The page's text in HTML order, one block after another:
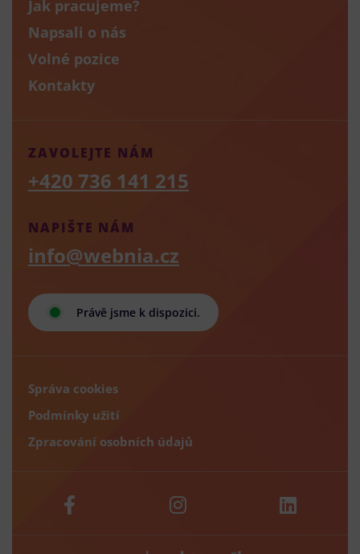
Jak pracujeme?
Napsali o nás
Volné pozice
Kontakty
Právě jsme k dispozici.
NAPIŠTE NÁM
info@webnia.cz
ZAVOLEJTE NÁM
+420 736 141 215
Správa cookies
Podmínky užití
Zpracování osobních údajů